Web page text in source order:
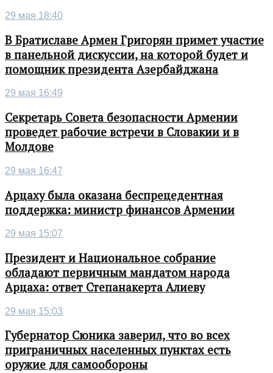
29 мая 18:40
В Братиславе Армен Григорян примет участие
в панельной дискуссии, на которой будет и
помощник президента Азербайджана
29 мая 16:49
Секретарь Совета безопасности Армении
проведет рабочие встречи в Словакии и в
Молдове
29 мая 16:47
Арцаху была оказана беспрецедентная
поддержка: министр финансов Армении
29 мая 15:07
Президент и Национальное собрание
обладают первичным мандатом народа
Арцаха: ответ Степанакерта Алиеву
29 мая 15:03
Губернатор Сюника заверил, что во всех
приграничных населенных пунктах есть
оружие для самообороны